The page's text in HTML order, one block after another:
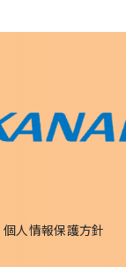
個人情報保護方針